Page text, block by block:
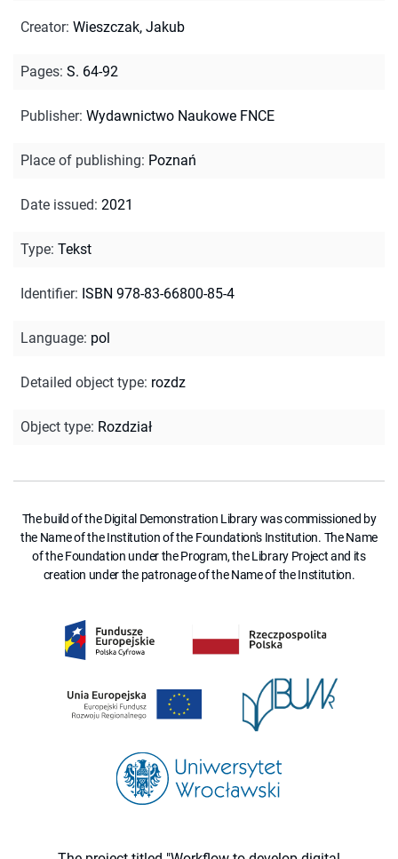
Creator: Wieszczak, Jakub
Pages: S. 64-92
Publisher: Wydawnictwo Naukowe FNCE
Place of publishing: Poznań
Date issued: 2021
Type: Tekst
Identifier: ISBN 978-83-66800-85-4
Language: pol
Detailed object type: rozdz
Object type: Rozdział
The build of the Digital Demonstration Library was commissioned by
the Name of the Institution of the Foundation's Institution. The Name
of the Foundation under the Program, the Library Project and its
creation under the patronage of the Name of the Institution.